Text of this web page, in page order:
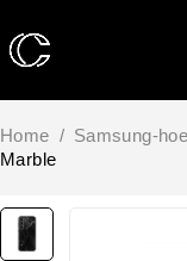
Home / Samsung-
Marble